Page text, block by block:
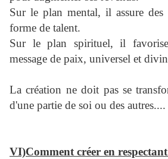
Sur le plan mental, il assure des
forme de talent.
Sur le plan spirituel, il
message de paix, universel et
La création ne doit pas se
d'une partie de soi ou des autres....
VI)Comment créer en